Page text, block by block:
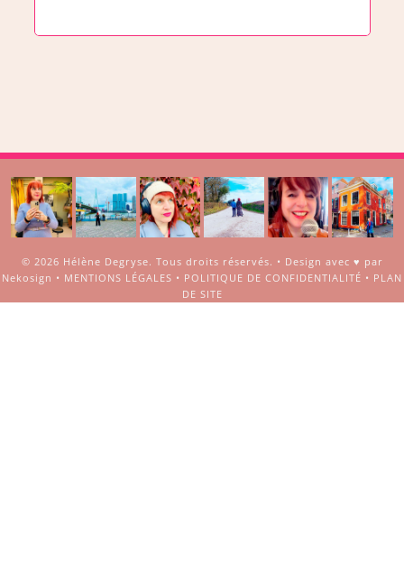
© 2026 Hélène Degryse. Tous droits réservés. • Design avec ♥ par
Nekosign • MENTIONS LÉGALES • POLITIQUE DE CONFIDENTIALITÉ • PLAN
DE SITE